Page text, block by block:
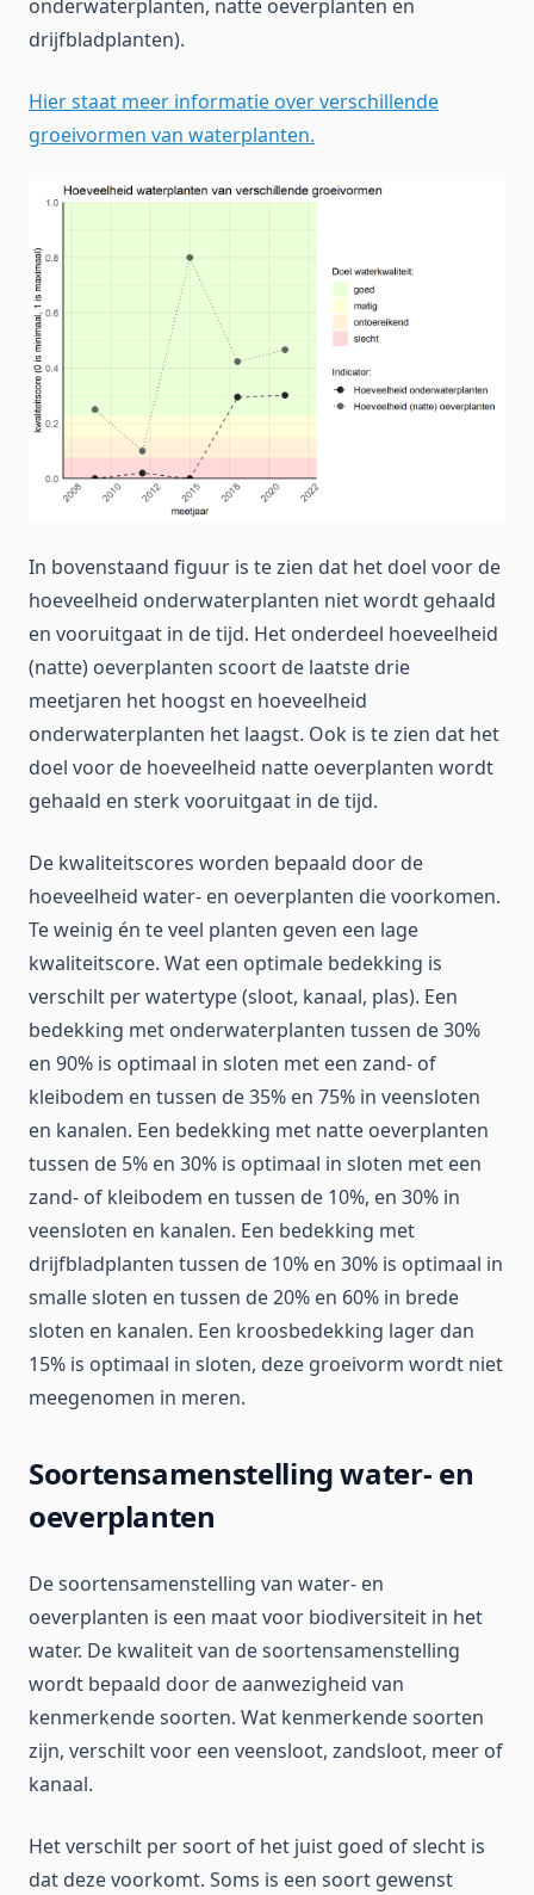
onderwaterplanten, natte oeverplanten en
drijfbladplanten).
Hier staat meer informatie over verschillende
groeivormen van waterplanten.
In bovenstaand figuur is te zien dat het doel voor de
hoeveelheid onderwaterplanten niet wordt gehaald
en vooruitgaat in de tijd. Het onderdeel hoeveelheid
(natte) oeverplanten scoort de laatste drie
meetjaren het hoogst en hoeveelheid
onderwaterplanten het laagst. Ook is te zien dat het
doel voor de hoeveelheid natte oeverplanten wordt
gehaald en sterk vooruitgaat in de tijd.
De kwaliteitscores worden bepaald door de
hoeveelheid water- en oeverplanten die voorkomen.
Te weinig én te veel planten geven een lage
kwaliteitscore. Wat een optimale bedekking is
verschilt per watertype (sloot, kanaal, plas). Een
bedekking met onderwaterplanten tussen de 30%
en 90% is optimaal in sloten met een zand- of
kleibodem en tussen de 35% en 75% in veensloten
en kanalen. Een bedekking met natte oeverplanten
tussen de 5% en 30% is optimaal in sloten met een
zand- of kleibodem en tussen de 10%, en 30% in
veensloten en kanalen. Een bedekking met
drijfbladplanten tussen de 10% en 30% is optimaal in
smalle sloten en tussen de 20% en 60% in brede
sloten en kanalen. Een kroosbedekking lager dan
15% is optimaal in sloten, deze groeivorm wordt niet
meegenomen in meren.
Soortensamenstelling water- en
oeverplanten
De soortensamenstelling van water- en
oeverplanten is een maat voor biodiversiteit in het
water. De kwaliteit van de soortensamenstelling
wordt bepaald door de aanwezigheid van
kenmerkende soorten. Wat kenmerkende soorten
zijn, verschilt voor een veensloot, zandsloot, meer of
kanaal.
Het verschilt per soort of het juist goed of slecht is
dat deze voorkomt. Soms is een soort gewenst